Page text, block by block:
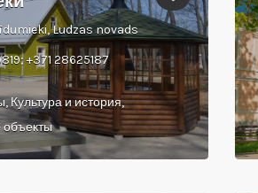
Ludzas novads
+371 28625187
и история,
объекты